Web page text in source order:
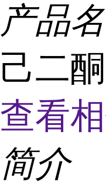
产品
己二
查看
简介